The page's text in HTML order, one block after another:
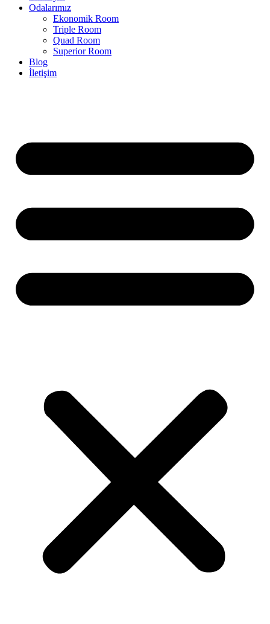
Odalarımız
Ekonomik Room
Triple Room
Quad Room
Superior Room
Blog
İletişim